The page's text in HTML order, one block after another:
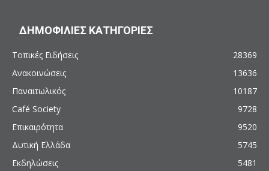
ΔΗΜΟΦΙΛΙΕΣ ΚΑΤΗΓΟΡΙΕΣ
Τοπικές Ειδήσεις
28369
Ανακοινώσεις
13636
Παναιτωλικός
10187
Café Society
9728
Επικαιρότητα
9520
Δυτική Ελλάδα
5745
Εκδηλώσεις
5481